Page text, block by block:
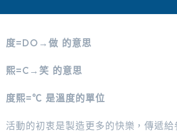
度=DO→做 的意思
熙=C→笑 的意思
度熙=℃ 是溫度的單位
活動的初衷是製造更多的快樂，傳遞